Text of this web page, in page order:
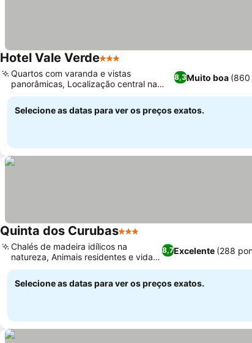
Hotel Vale Verde3 Estrelas
8,3Muito boa (860
Quartos com varanda e vistas
panorâmicas, Localização central na
cidade de Furnas
Selecione as datas para ver os preços exatos.
Quinta dos Curubas3 Estrelas
8,7Excelente (288
Chalés de madeira idílicos na
natureza, Animais residentes e vida
selvagem
Selecione as datas para ver os preços exatos.